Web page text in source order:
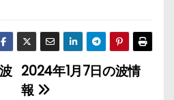
2024年1月7日の波情
報